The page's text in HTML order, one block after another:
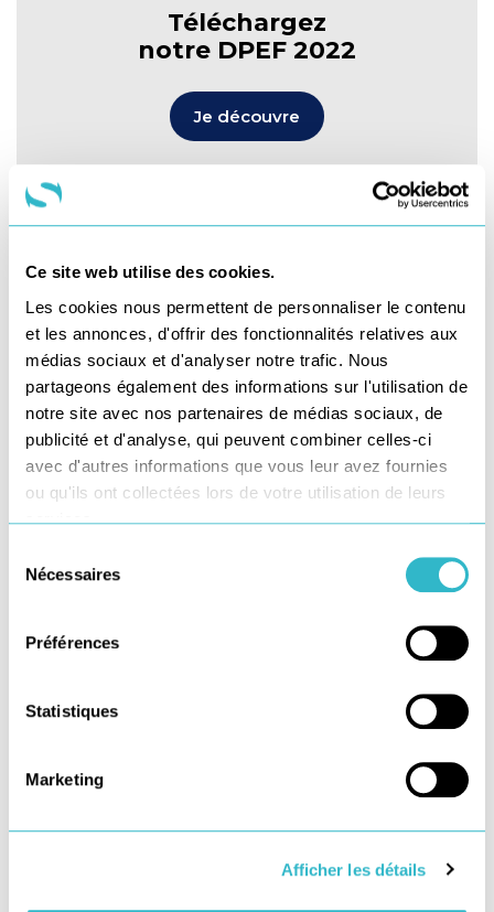
Ce site web utilise des cookies.
Les cookies nous permettent de personnaliser le contenu
et les annonces, d'offrir des fonctionnalités relatives aux
médias sociaux et d'analyser notre trafic. Nous
partageons également des informations sur l'utilisation de
notre site avec nos partenaires de médias sociaux, de
publicité et d'analyse, qui peuvent combiner celles-ci
avec d'autres informations que vous leur avez fournies
ou qu'ils ont collectées lors de votre utilisation de leurs
services.
Nécessaires
Préférences
Statistiques
Marketing
Afficher les détails
Téléchargez
notre DPEF 2022
Je découvre
blog du dernier km
Les informations recueillies sur ce formulaire sont enregistrées
à la loi « informatique et libertés », vous pouvez exercer votre
droit d'accès aux données vous concernant et les faire rectifier